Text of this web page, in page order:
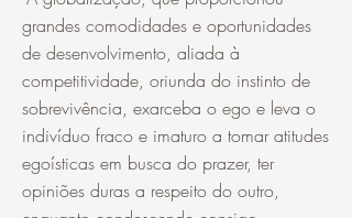
grandes comodidades e oportunidades
de desenvolvimento, aliada à
competitividade, oriunda do instinto de
sobrevivência, exarceba o ego e leva o
indivíduo fraco e imaturo a tomar atitudes
egoísticas em busca do prazer, ter
opiniões duras a respeito do outro,